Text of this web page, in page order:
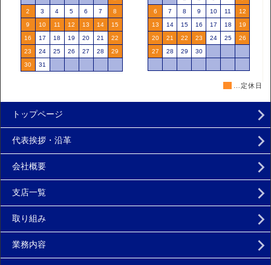
…定休日
トップページ
代表挨拶・沿革
会社概要
支店一覧
取り組み
業務内容